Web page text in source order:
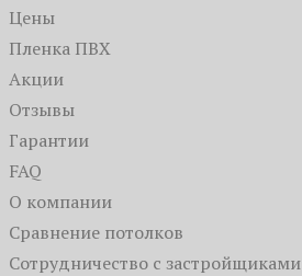
Цены
Пленка ПВХ
Акции
Отзывы
Гарантии
FAQ
О компании
Сравнение потолков
Сотрудничество с застройщиками